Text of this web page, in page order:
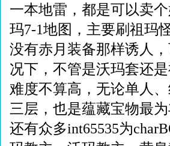
一本地雷，都是可以卖
玛7-1地图，主要刷祖玛
没有赤月装备那样诱人
况下，不管是沃玛套还
难度不算高，无论单人
三层，也是蕴藏宝物最
还有众多int65535为